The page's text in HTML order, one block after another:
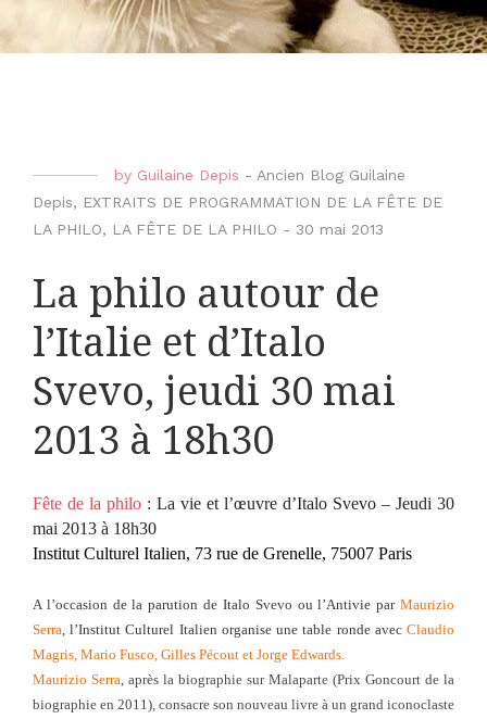
by Guilaine Depis - Ancien Blog Guilaine
Depis, EXTRAITS DE PROGRAMMATION DE LA FÊTE DE
LA PHILO, LA FÊTE DE LA PHILO - 30 mai 2013
La philo autour de
l’Italie et d’Italo
Svevo, jeudi 30 mai
2013 à 18h30
Fête de la philo : La vie et l’œuvre d’Italo Svevo – Jeudi 30
mai 2013 à 18h30
Institut Culturel Italien, 73 rue de Grenelle, 75007 Paris
A l’occasion de la parution de Italo Svevo ou l’Antivie parMaurizio
Serra , l’Institut Culturel Italien organise une table ronde avec Claudio
Magris, Mario Fusco, Gilles Pécout et Jorge Edwards.
Maurizio Serra , après la biographie sur Malaparte (Prix Goncourt de la
biographie en 2011), consacre son nouveau livre à un grand iconoclaste